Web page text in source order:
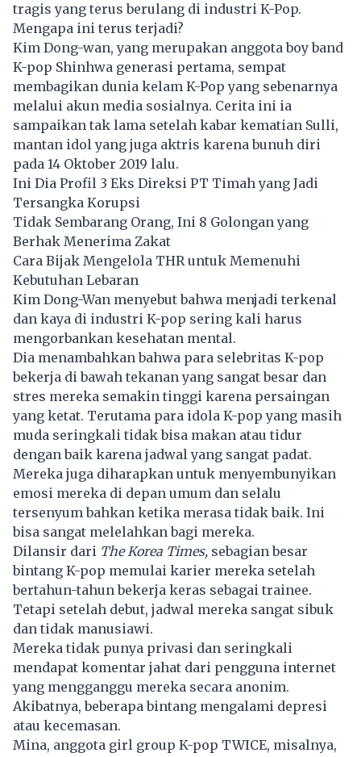
tragis yang terus berulang di industri K-Pop.
Mengapa ini terus terjadi?
Kim Dong-wan, yang merupakan anggota boy band
K-pop Shinhwa generasi pertama, sempat
membagikan dunia kelam K-Pop yang sebenarnya
melalui akun media sosialnya. Cerita ini ia
sampaikan tak lama setelah kabar kematian Sulli,
mantan idol yang juga aktris karena bunuh diri
pada 14 Oktober 2019 lalu.
Ini Dia Profil 3 Eks Direksi PT Timah yang Jadi
Tersangka Korupsi
Tidak Sembarang Orang, Ini 8 Golongan yang
Berhak Menerima Zakat
Cara Bijak Mengelola THR untuk Memenuhi
Kebutuhan Lebaran
Kim Dong-Wan menyebut bahwa menjadi terkenal
dan kaya di industri K-pop sering kali harus
mengorbankan kesehatan mental.
Dia menambahkan bahwa para selebritas K-pop
bekerja di bawah tekanan yang sangat besar dan
stres mereka semakin tinggi karena persaingan
yang ketat. Terutama para idola K-pop yang masih
muda seringkali tidak bisa makan atau tidur
dengan baik karena jadwal yang sangat padat.
Mereka juga diharapkan untuk menyembunyikan
emosi mereka di depan umum dan selalu
tersenyum bahkan ketika merasa tidak baik. Ini
bisa sangat melelahkan bagi mereka.
Dilansir dari The Korea Times, sebagian besar
bintang K-pop memulai karier mereka setelah
bertahun-tahun bekerja keras sebagai trainee.
Tetapi setelah debut, jadwal mereka sangat sibuk
dan tidak manusiawi.
Mereka tidak punya privasi dan seringkali
mendapat komentar jahat dari pengguna internet
yang mengganggu mereka secara anonim.
Akibatnya, beberapa bintang mengalami depresi
atau kecemasan.
Mina, anggota girl group K-pop TWICE, misalnya,